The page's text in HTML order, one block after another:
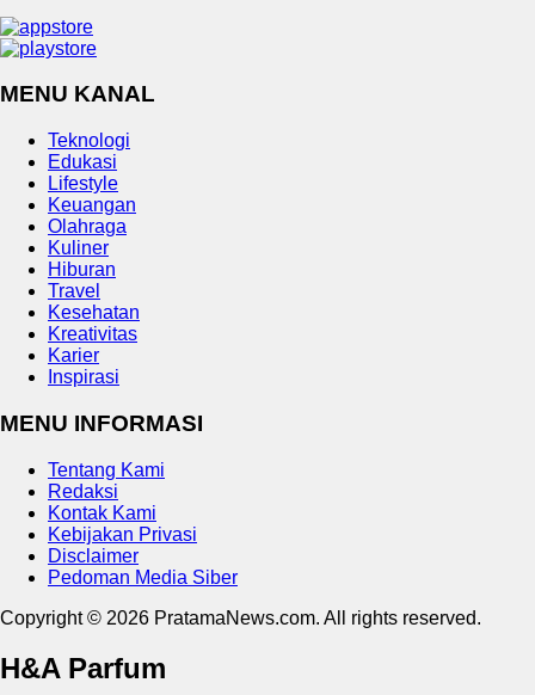
MENU KANAL
Teknologi
Edukasi
Lifestyle
Keuangan
Olahraga
Kuliner
Hiburan
Travel
Kesehatan
Kreativitas
Karier
Inspirasi
MENU INFORMASI
Tentang Kami
Redaksi
Kontak Kami
Kebijakan Privasi
Disclaimer
Pedoman Media Siber
Copyright © 2026 PratamaNews.com. All rights reserved.
H&A Parfum